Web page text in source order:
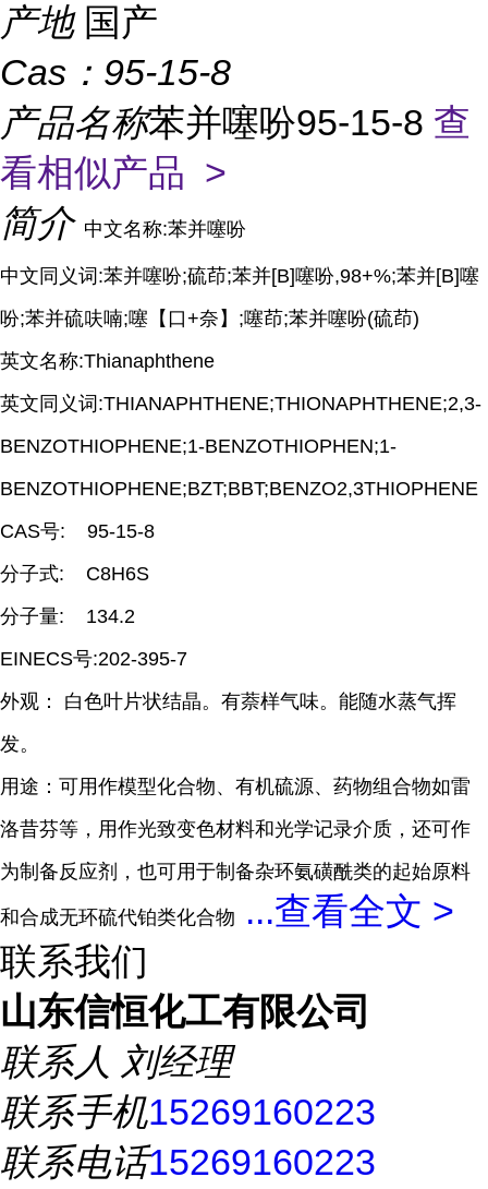
产地 国产
Cas： 95-15-8
产品名称苯并噻吩95-15-8 查
看相似产品 >
简介 中文名称:苯并噻吩
中文同义词:苯并噻吩;硫茚;苯并[B]噻吩,98+%;苯并[B]噻
吩;苯并硫呋喃;噻【口+奈】;噻茚;苯并噻吩(硫茚)
英文名称:Thianaphthene
英文同义词:THIANAPHTHENE;THIONAPHTHENE;2,3-
BENZOTHIOPHENE;1-BENZOTHIOPHEN;1-
BENZOTHIOPHENE;BZT;BBT;BENZO2,3THIOPHENE
CAS号: 95-15-8
分子式: C8H6S
分子量: 134.2
EINECS号:202-395-7
外观： 白色叶片状结晶。有萘样气味。能随水蒸气挥
发。
用途：可用作模型化合物、有机硫源、药物组合物如雷
洛昔芬等，用作光致变色材料和光学记录介质，还可作
为制备反应剂，也可用于制备杂环氨磺酰类的起始原料
和合成无环硫代铂类化合物 ...查看全文 >
联系我们
山东信恒化工有限公司
联系人 刘经理
联系手机15269160223
联系电话15269160223